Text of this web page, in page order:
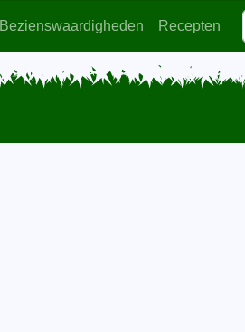
Bezienswaardigheden Recepten